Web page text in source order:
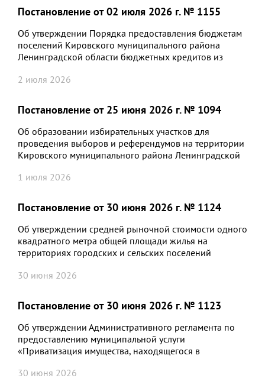
области осуществляет функции и полномочия
учредителя, утвержденное постановлением
администрации Кировского муниципального района
Ленинградской области от 07.05.2024 № 753
Постановление от 02 июля 2026 г. № 1155
Об утверждении Порядка предоставления бюджетам
поселений Кировского муниципального района
Ленинградской области бюджетных кредитов из
Ленинградской области
2 июля 2026
Постановление от 25 июня 2026 г. № 1094
Об образовании избирательных участков для
проведения выборов и референдумов на территории
Кировского муниципального района Ленинградской
1 июля 2026
Постановление от 30 июня 2026 г. № 1124
Об утверждении средней рыночной стоимости одного
квадратного метра общей площади жилья на
территориях городских и сельских поселений
области в рамках реализации мероприятий по
детей, оставшихся без попечения родителей, лиц из
их числа на III квартал 2026 года
30 июня 2026
Постановление от 30 июня 2026 г. № 1123
Об утверждении Административного регламента по
предоставлению муниципальной услуги
«Приватизация имущества, находящегося в
Федеральным законом от 22.07.2008 № 159-ФЗ «Об
30 июня 2026